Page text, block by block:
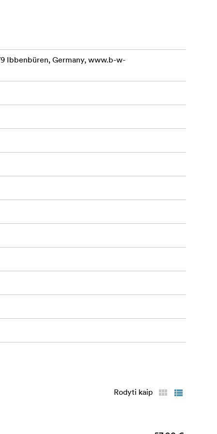
Ibbenbüren, Germany, www.b-w-
Rodyti kaip